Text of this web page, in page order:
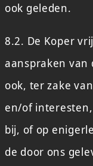
ook geleden.
8.2. De Koper
aanspraken van
ook, ter zake
en/of
bij, of op
de door ons